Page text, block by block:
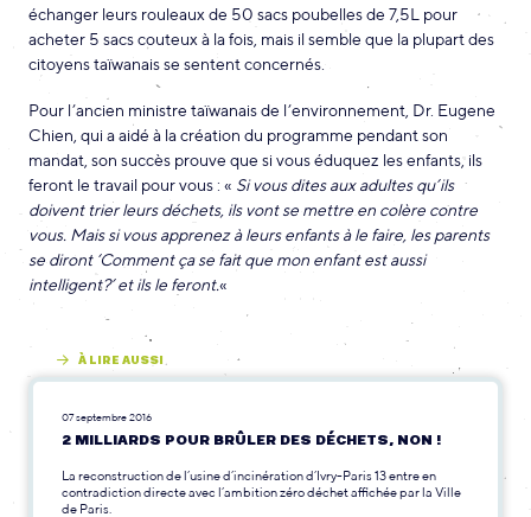
échanger leurs rouleaux de 50 sacs poubelles de 7,5L pour
acheter 5 sacs couteux à la fois, mais il semble que la plupart des
citoyens taïwanais se sentent concernés.
Pour l’ancien ministre taïwanais de l’environnement, Dr. Eugene
Chien, qui a aidé à la création du programme pendant son
mandat, son succès prouve que si vous éduquez les enfants, ils
feront le travail pour vous : « Si vous dites aux adultes qu’ils
doivent trier leurs déchets, ils vont se mettre en colère contre
vous. Mais si vous apprenez à leurs enfants à le faire, les parents
se diront ‘Comment ça se fait que mon enfant est aussi
intelligent?’ et ils le feront.«
À LIRE AUSSI
07 septembre 2016
2 MILLIARDS POUR BRÛLER DES DÉCHETS, NON !
La reconstruction de l’usine d’incinération d’Ivry-Paris 13 entre en
contradiction directe avec l’ambition zéro déchet affichée par la Ville
de Paris.